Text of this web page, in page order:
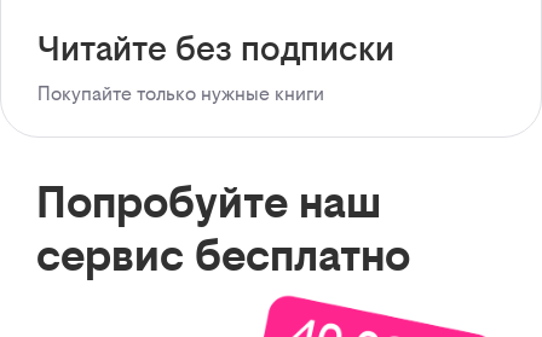
Читайте без подписки
Покупайте только нужные книги
Попробуйте наш
сервис бесплатно